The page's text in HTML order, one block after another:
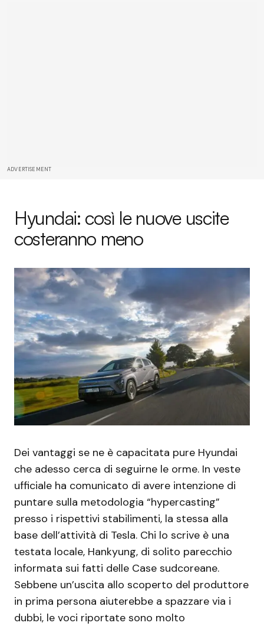
ADVERTISEMENT
Hyundai: così le nuove uscite
costeranno meno
Dei vantaggi se ne è capacitata pure Hyundai
che adesso cerca di seguirne le orme. In veste
ufficiale ha comunicato di avere intenzione di
puntare sulla metodologia “hypercasting”
presso i rispettivi stabilimenti, la stessa alla
base dell’attività di Tesla. Chi lo scrive è una
testata locale, Hankyung, di solito parecchio
informata sui fatti delle Case sudcoreane.
Sebbene un’uscita allo scoperto del produttore
in prima persona aiuterebbe a spazzare via i
dubbi, le voci riportate sono molto